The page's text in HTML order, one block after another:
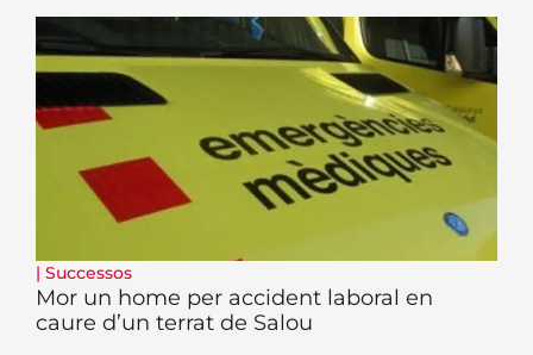
| Successos
Mor un home per accident laboral en
caure d’un terrat de Salou